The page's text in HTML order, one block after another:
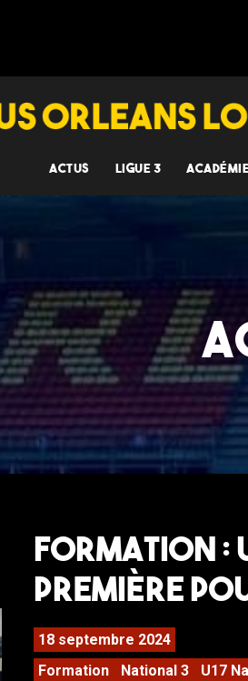
ACTUS LIGUE 3
Formation :
première
18 septembre 2024
Formation
National 3 U17